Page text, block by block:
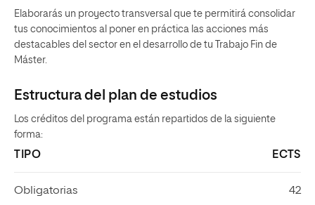
Elaborarás un proyecto transversal que te permitirá consolidar
tus conocimientos al poner en práctica las acciones más
destacables del sector en el desarrollo de tu Trabajo Fin de
Máster.
Estructura del plan de estudios
Los créditos del programa están repartidos de la siguiente
forma:
TIPO ECTS
Obligatorias 42